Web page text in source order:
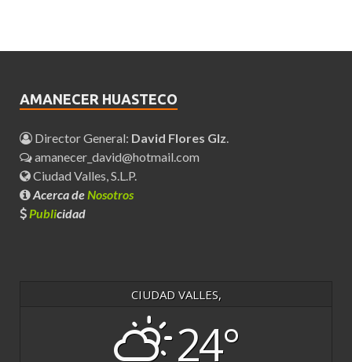
AMANECER HUASTECO
Director General: David Flores Glz.
amanecer_david@hotmail.com
Ciudad Valles, S.L.P.
Acerca deNosotros
Publicidad
CIUDAD VALLES,
24°